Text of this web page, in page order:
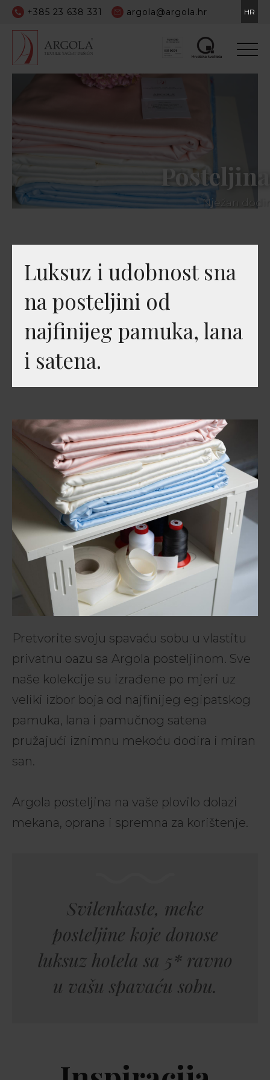
+385 23 638 331 argola@argola.hr HR
Posteljina
Nježan dodir
Luksuz i udobnost sna
na posteljini od
najfinijeg pamuka, lana
i satena.
Pretvorite svoju spavaću sobu u vlastitu
privatnu oazu sa Argola posteljinom. Sve
naše kolekcije su izrađene po mjeri uz
veliki izbor boja od najfinijeg egipatskog
pamuka, lana i pamučnog satena
pružajući iznimnu mekoću dodira i miran
san.
Argola posteljina na vaše plovilo dolazi
mekana, oprana i spremna za korištenje.
Svilenkaste, meke
posteljine koje donose
luksuz hotela sa 5* ravno
u vašu spavaću sobu.